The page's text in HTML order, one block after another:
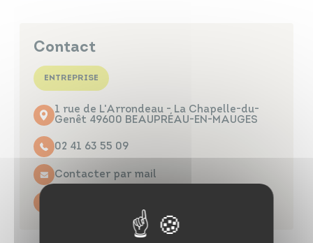
Contact
ENTREPRISE
1 rue de L'Arrondeau - La Chapelle-du-
Genêt 49600 BEAUPRÉAU-EN-MAUGES
02 41 63 55 09
Contacter par mail
artisans/bois-et-sens.html
Annuaires